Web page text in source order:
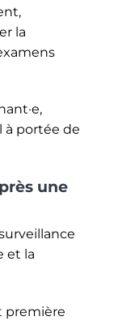
la
portée de
une
et la
première